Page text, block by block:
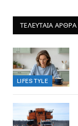
ΤΕΛΕΥΤΑΙΑ ΑΡΘΡΑ
LIFESTYLE